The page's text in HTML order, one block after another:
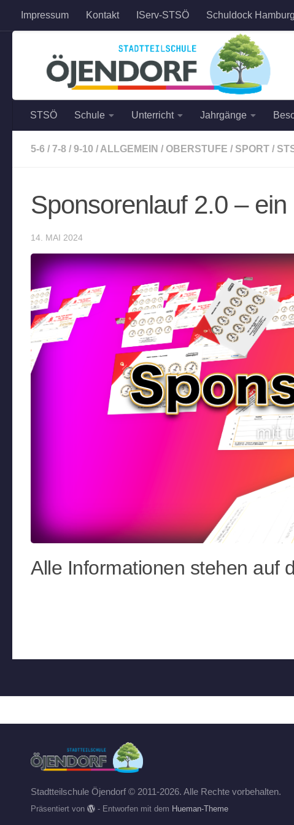
Zum Inhalt springen
Impressum Kontakt IServ-STSÖ Schuldock Hamburg
STSÖ Schule Unterricht Jahrgänge
5-6 / 7-8 / 9-10 / ALLGEMEIN / OBERSTUFE / SPORT /
Sponsorenlauf 2.0 –
14. MAI 2024
Alle Informationen stehen auf
Stadtteilschule Öjendorf © 2011-2026. Alle Rechte vorbehalten.
Präsentiert von - Entworfen mit dem Hueman-Theme